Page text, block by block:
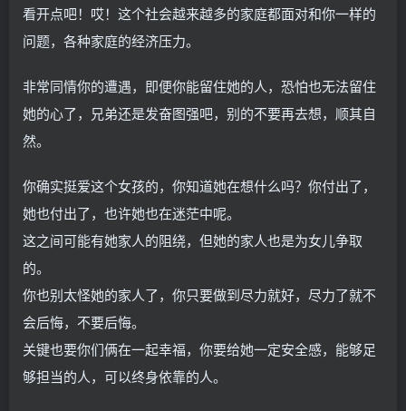
看开点吧！哎！这个社会越来越多的家庭都面对和你一样的
问题，各种家庭的经济压力。
非常同情你的遭遇，即便你能留住她的人，恐怕也无法留住
她的心了，兄弟还是发奋图强吧，别的不要再去想，顺其自
然。
你确实挺爱这个女孩的，你知道她在想什么吗？你付出了，
她也付出了，也许她也在迷茫中呢。
这之间可能有她家人的阻绕，但她的家人也是为女儿争取
的。
你也别太怪她的家人了，你只要做到尽力就好，尽力了就不
会后悔，不要后悔。
关键也要你们俩在一起幸福，你要给她一定安全感，能够足
够担当的人，可以终身依靠的人。